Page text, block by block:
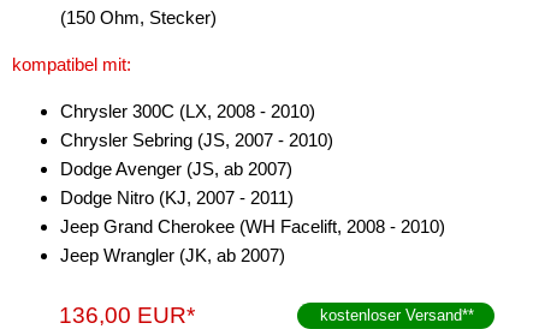
(150 Ohm, Stecker)
kompatibel mit:
Chrysler 300C (LX, 2008 - 2010)
Chrysler Sebring (JS, 2007 - 2010)
Dodge Avenger (JS, ab 2007)
Dodge Nitro (KJ, 2007 - 2011)
Jeep Grand Cherokee (WH Facelift, 2008 - 2010)
Jeep Wrangler (JK, ab 2007)
136,00 EUR* kostenloser Versand**